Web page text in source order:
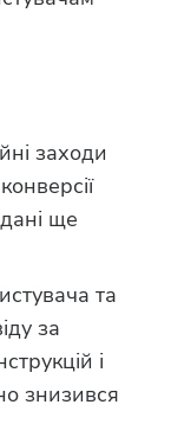
заходи
ще
та
за
і
знизився